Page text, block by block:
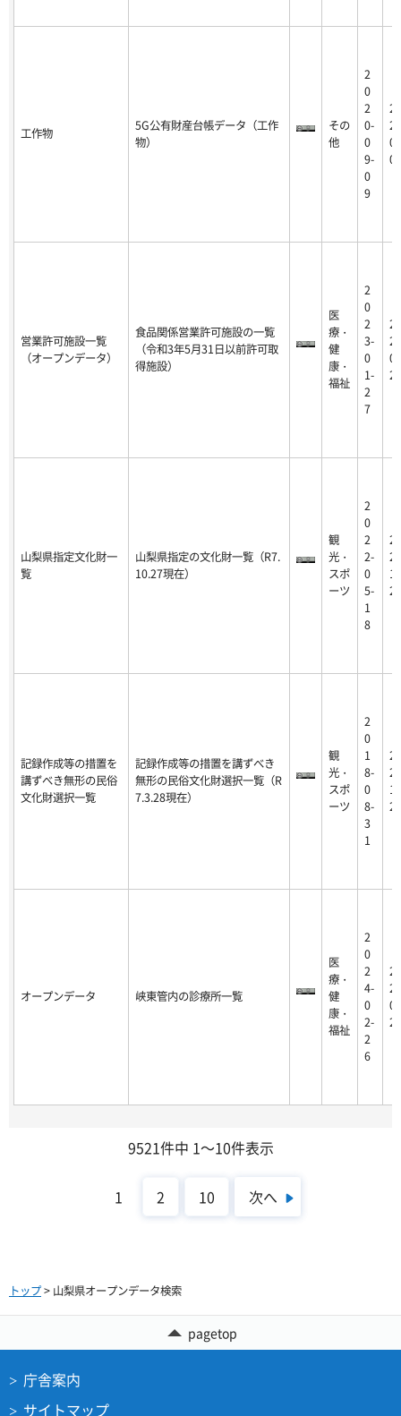
工作物
5G公有財産台帳データ（工作
物）
その
他
2
0
2
0-
0
9-
0
9
20
09
営業許可施設一覧
（オープンデータ）
食品関係営業許可施設の一覧
（令和3年5月31日以前許可取
得施設）
医
療・
健
康・
福祉
2
0
2
3-
0
1-
2
7
20
29
山梨県指定文化財一
覧
山梨県指定の文化財一覧（R7.
10.27現在）
観
光・
スポ
ーツ
2
0
2
2-
0
5-
1
8
20
24
記録作成等の措置を
講ずべき無形の民俗
文化財選択一覧
記録作成等の措置を講ずべき
無形の民俗文化財選択一覧（R
7.3.28現在）
観
光・
スポ
ーツ
2
0
1
8-
0
8-
3
1
20
23
オープンデータ 峡東管内の診療所一覧
医
療・
健
康・
福祉
2
0
2
4-
0
2-
2
6
20
26
9521件中 1～10件表示
1 2 10 次へ
トップ> 山梨県オープンデータ検索
pagetop
庁舎案内
サイトマップ